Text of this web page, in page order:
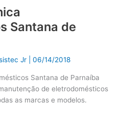
Santana de
Jr |06/14/2018
Santana de Parnaíba
de eletrodomésticos
as marcas e modelos.